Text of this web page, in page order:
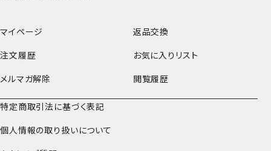
マイページ
返品交換
注文履歴
お気に入りリスト
メルマガ解除
閲覧履歴
特定商取引法に基づく表記
個人情報の取り扱いについて